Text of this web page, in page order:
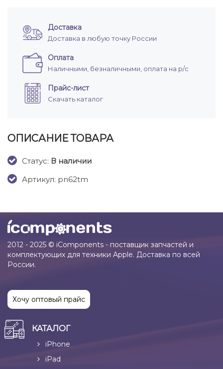
Доставка
Доставка в любую точку России
Оплата
Наличными, безналичными, оплата на р/с
Прайс-лист
Скачать каталог
ОПИСАНИЕ ТОВАРА
Cтатус: В наличии
Артикул: pn62tm
2012 - 2025 © iComponents - поставщик запчастей и
комплектующих для техники Apple. Доставка по всей
России.
Хочу оптовый прайс
КАТАЛОГ
iPhone
iPad